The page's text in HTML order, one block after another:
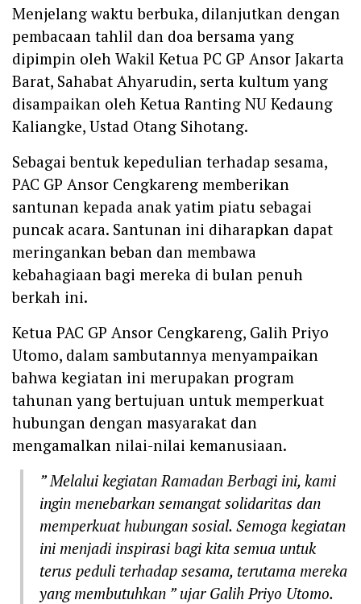
Menjelang waktu berbuka, dilanjutkan dengan
pembacaan tahlil dan doa bersama yang
dipimpin oleh Wakil Ketua PC GP Ansor Jakarta
Barat, Sahabat Ahyarudin, serta kultum yang
disampaikan oleh Ketua Ranting NU Kedaung
Kaliangke, Ustad Otang Sihotang.
Sebagai bentuk kepedulian terhadap sesama,
PAC GP Ansor Cengkareng memberikan
santunan kepada anak yatim piatu sebagai
puncak acara. Santunan ini diharapkan dapat
meringankan beban dan membawa
kebahagiaan bagi mereka di bulan penuh
berkah ini.
Ketua PAC GP Ansor Cengkareng, Galih Priyo
Utomo, dalam sambutannya menyampaikan
bahwa kegiatan ini merupakan program
tahunan yang bertujuan untuk memperkuat
hubungan dengan masyarakat dan
mengamalkan nilai-nilai kemanusiaan.
” Melalui kegiatan Ramadan Berbagi ini, kami
ingin menebarkan semangat solidaritas dan
memperkuat hubungan sosial. Semoga kegiatan
ini menjadi inspirasi bagi kita semua untuk
terus peduli terhadap sesama, terutama mereka
yang membutuhkan ” ujar Galih Priyo Utomo.